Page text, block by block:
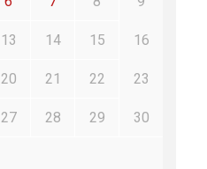
13 14 15 16
20 21 22 23
27 28 29 30